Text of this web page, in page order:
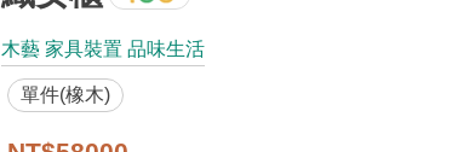
木藝 家具裝置 品味生活
單件(橡木)